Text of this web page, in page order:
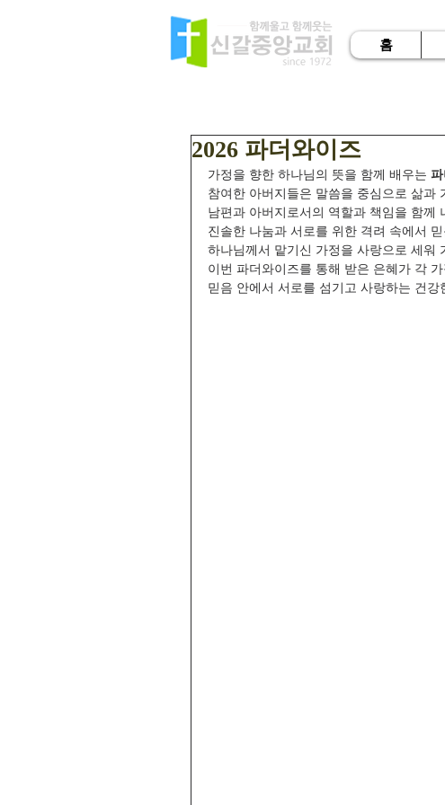
홈
2026 파더와이즈
가정을 향한 하나님의 뜻을 함께 배우는
참여한 아버지들은 말씀을 중심으로 삶과
남편과 아버지로서의 역할과 책임을 함께
진솔한 나눔과 서로를 위한 격려 속에서
하나님께서 맡기신 가정을 사랑으로 세워
이번 파더와이즈를 통해 받은 은혜가 각
믿음 안에서 서로를 섬기고 사랑하는 건